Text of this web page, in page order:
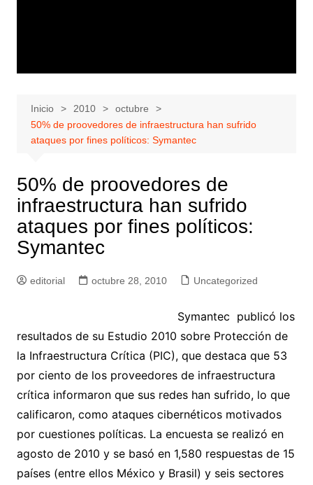
Inicio 2010
octubre
50% de proovedores de infraestructura han sufrido
ataques por fines políticos: Symantec
50% de proovedores de
infraestructura han sufrido
ataques por fines políticos:
Symantec
editorial octubre 28, 2010 Uncategorized
Symantec publicó los
resultados de su Estudio 2010 sobre Protección de
la Infraestructura Crítica (PIC), que destaca que 53
por ciento de los proveedores de infraestructura
crítica informaron que sus redes han sufrido, lo que
calificaron, como ataques cibernéticos motivados
por cuestiones políticas. La encuesta se realizó en
agosto de 2010 y se basó en 1,580 respuestas de 15
países (entre ellos México y Brasil) y seis sectores